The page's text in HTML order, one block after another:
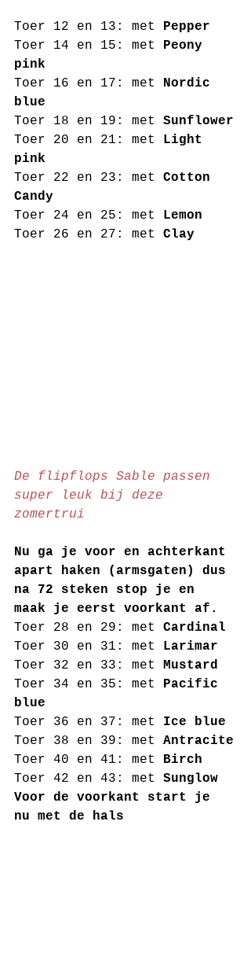
Toer 12 en 13: met
Pepper
Toer 14 en 15: met
Peony
pink
Toer 16 en 17: met
Nordic
blue
Toer 18 en 19: met Sunflower
Toer 20 en 21: met
Light
pink
Toer 22 en 23: met Cotton
Candy
Toer 24 en 25: met
Lemon
Toer 26 en 27: met Clay
De flipflops Sable passen
super leuk bij deze
zomertrui
Nu ga je voor en achterkant
apart haken (armsgaten) dus
na 72 steken stop je en
maak je eerst voorkant af.
Toer 28 en 29: met Cardinal
Toer 30 en 31: met
Larimar
Toer 32 en 33: met
Mustard
Toer 34 en 35: met
Pacific
blue
Toer 36 en 37: met Ice blue
Toer 38 en 39: met Antracite
Toer 40 en 41: met
Birch
Toer 42 en 43: met Sunglow
Voor de voorkant start je
nu met de hals